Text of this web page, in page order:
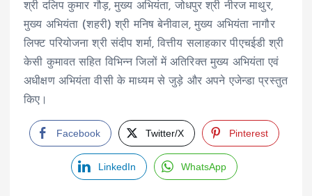
श्री दलिप कुमार गौड़, मुख्य अभियंता, जोधपुर श्री नीरज माथुर,
मुख्य अभियंता (शहरी) श्री मनिष बेनीवाल, मुख्य अभियंता नागौर
लिफ्ट परियोजना श्री संदीप शर्मा, वित्तीय सलाहकार पीएचईडी श्री
केसी कुमावत सहित विभिन्न जिलों में अतिरिक्त मुख्य अभियंता एवं
अधीक्षण अभियंता वीसी के माध्यम से जुड़े और अपने एजेन्डा प्रस्तुत
किए।
Facebook Twitter/X Pinterest
LinkedIn WhatsApp